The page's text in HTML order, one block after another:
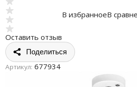
Оставить отзыв
В избранноеВ
Поделиться
Артикул: 677934